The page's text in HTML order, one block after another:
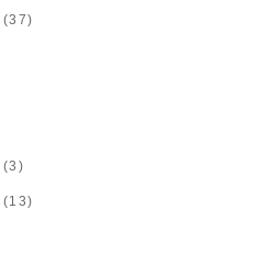
(37)
(3)
(13)